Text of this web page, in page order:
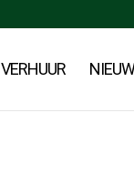
VERHUUR